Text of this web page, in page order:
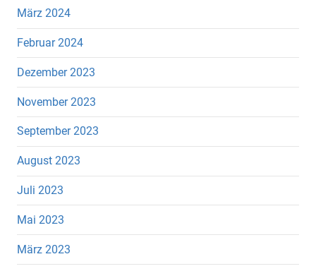
März 2024
Februar 2024
Dezember 2023
November 2023
September 2023
August 2023
Juli 2023
Mai 2023
März 2023